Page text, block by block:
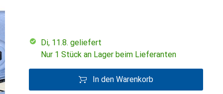
Di, 11.8. geliefert
Nur 1 Stück an Lager beim Lieferanten
In den Warenkorb